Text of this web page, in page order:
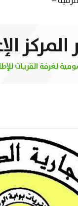
لغرفة القريات